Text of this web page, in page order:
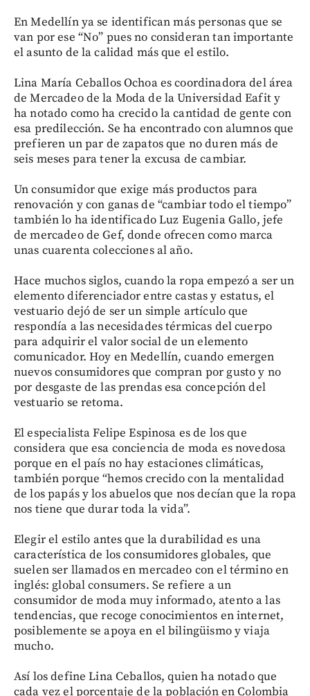
En Medellín ya se identifican más personas que se
van por ese “No” pues no consideran tan importante
el asunto de la calidad más que el estilo.
Lina María Ceballos Ochoa es coordinadora del área
de Mercadeo de la Moda de la Universidad Eafit y
ha notado como ha crecido la cantidad de gente con
esa predilección. Se ha encontrado con alumnos que
prefieren un par de zapatos que no duren más de
seis meses para tener la excusa de cambiar.
Un consumidor que exige más productos para
renovación y con ganas de “cambiar todo el tiempo”
también lo ha identificado Luz Eugenia Gallo, jefe
de mercadeo de Gef, donde ofrecen como marca
unas cuarenta colecciones al año.
Hace muchos siglos, cuando la ropa empezó a ser un
elemento diferenciador entre castas y estatus, el
vestuario dejó de ser un simple artículo que
respondía a las necesidades térmicas del cuerpo
para adquirir el valor social de un elemento
comunicador. Hoy en Medellín, cuando emergen
nuevos consumidores que compran por gusto y no
por desgaste de las prendas esa concepción del
vestuario se retoma.
El especialista Felipe Espinosa es de los que
considera que esa conciencia de moda es novedosa
porque en el país no hay estaciones climáticas,
también porque “hemos crecido con la mentalidad
de los papás y los abuelos que nos decían que la ropa
nos tiene que durar toda la vida”.
Elegir el estilo antes que la durabilidad es una
característica de los consumidores globales, que
suelen ser llamados en mercadeo con el término en
inglés: global consumers. Se refiere a un
consumidor de moda muy informado, atento a las
tendencias, que recoge conocimientos en internet,
posiblemente se apoya en el bilingüismo y viaja
mucho.
Así los define Lina Ceballos, quien ha notado que
cada vez el porcentaje de la población en Colombia